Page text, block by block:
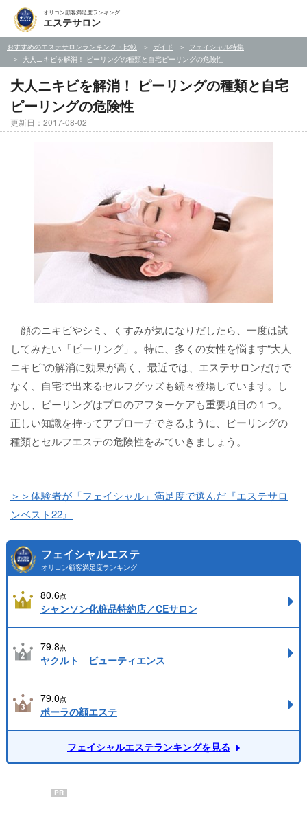
オリコン顧客満足度ランキング
エステサロン
おすすめのエステサロンランキング・比較 ガイド
フェイシャル特集
大人ニキビを解消！ ピーリングの種類と自宅ピーリングの危険性
大人ニキビを解消！ ピーリングの種類と自宅
ピーリングの危険性
更新日：2017-08-02
顔のニキビやシミ、くすみが気になりだしたら、一度は試
してみたい「ピーリング」。特に、多くの女性を悩ます“大人
ニキビ”の解消に効果が高く、最近では、エステサロンだけで
なく、自宅で出来るセルフグッズも続々登場しています。し
かし、ピーリングはプロのアフターケアも重要項目の１つ。
正しい知識を持ってアプローチできるように、ピーリングの
種類とセルフエステの危険性をみていきましょう。
＞＞体験者が「フェイシャル」満足度で選んだ『エステサロ
ンベスト22』
フェイシャルエステ
オリコン顧客満足度ランキング
80.6点
シャンソン化粧品特約店／CEサロン
79.8点
ヤクルト ビューティエンス
79.0点
ポーラの顔エステ
フェイシャルエステランキングを見る
PR